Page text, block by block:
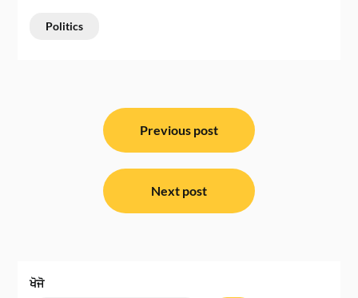
Politics
Previous post
Next post
ਖੋਜੋ